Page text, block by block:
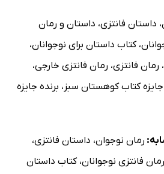
، داستان فانتزی، داستان و رمان
،کتاب داستان برای نوجوانان،
، رمان فانتزی، رمان فانتزی خارجی،
جایزه کتاب کوهستان سبز ، برنده جایزه
رمان نوجوان، داستان فانتزی،
رمان فانتزی نوجوانان،کتاب داستان